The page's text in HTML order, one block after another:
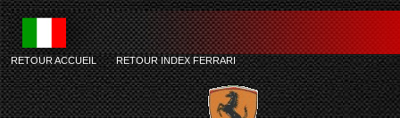
RETOUR ACCUEIL-RETOUR INDEX FERRARI